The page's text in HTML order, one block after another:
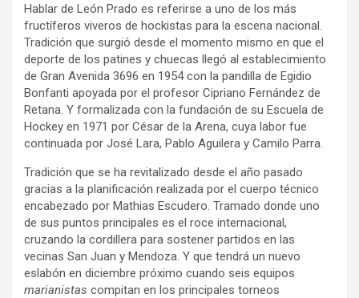
Hablar de León Prado es referirse a uno de los más
fructíferos viveros de hockistas para la escena nacional.
Tradición que surgió desde el momento mismo en que el
deporte de los patines y chuecas llegó al establecimiento
de Gran Avenida 3696 en 1954 con la pandilla de Egidio
Bonfanti apoyada por el profesor Cipriano Fernández de
Retana. Y formalizada con la fundación de su Escuela de
Hockey en 1971 por César de la Arena, cuya labor fue
continuada por José Lara, Pablo Aguilera y Camilo Parra.
Tradición que se ha revitalizado desde el año pasado
gracias a la planificación realizada por el cuerpo técnico
encabezado por Mathias Escudero. Tramado donde uno
de sus puntos principales es el roce internacional,
cruzando la cordillera para sostener partidos en las
vecinas San Juan y Mendoza. Y que tendrá un nuevo
eslabón en diciembre próximo cuando seis equipos
marianistas compitan en los principales torneos